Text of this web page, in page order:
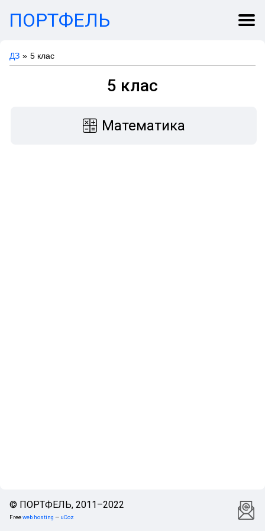
ПОРТФЕЛЬ
ДЗ 5 клас
5 клас
Математика
© ПОРТФЕЛЬ, 2011–2022
Freeweb hosting — uCoz